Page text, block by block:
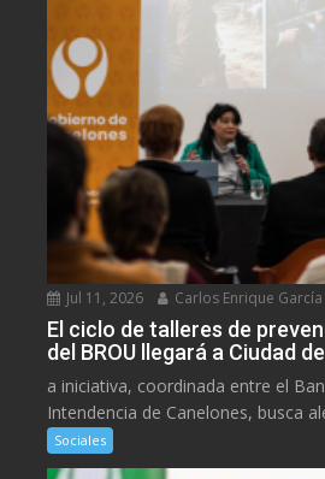
Jul 11, 2026 Carlos Enrique García
El ciclo de talleres de
del BROU llegará a Ciudad
a iniciativa, coordinada entre el
Intendencia de Canelones, busca
Sociales